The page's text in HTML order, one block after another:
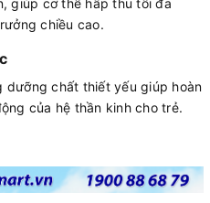
giúp cơ thể hấp thu tối đa
chiều cao.
dưỡng chất thiết yếu giúp hoàn
của hệ thần kinh cho trẻ.